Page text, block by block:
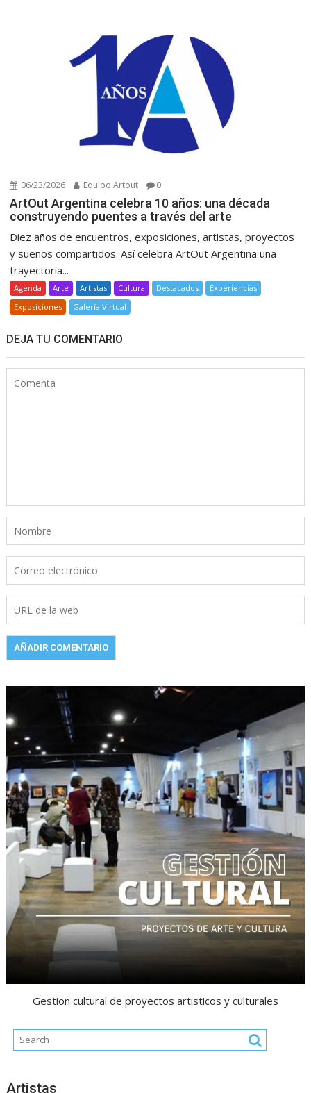
06/23/2026 Equipo Artout 0
ArtOut Argentina celebra 10 años: una década
construyendo puentes a través del arte
Diez años de encuentros, exposiciones, artistas, proyectos
y sueños compartidos. Así celebra ArtOut Argentina una
trayectoria...
Agenda Arte Artistas Cultura Destacados
Experiencias
Exposiciones
Galería Virtual
DEJA TU COMENTARIO
Gestion cultural de proyectos artisticos y culturales
Artistas